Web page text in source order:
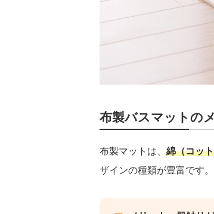
布製バスマットの
布製マットは、 綿（コッ
ザインの種類が豊富です。